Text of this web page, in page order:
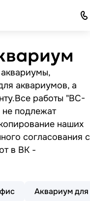
аквариумов, а
работы "ВС-
подлежат
наших
согласования с
в ВК -
Аквариум